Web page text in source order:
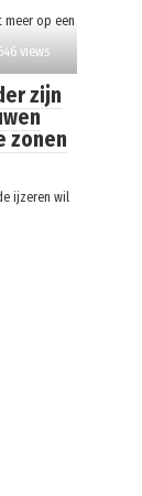
meer op een
views
zijn
zonen
ijzeren wil